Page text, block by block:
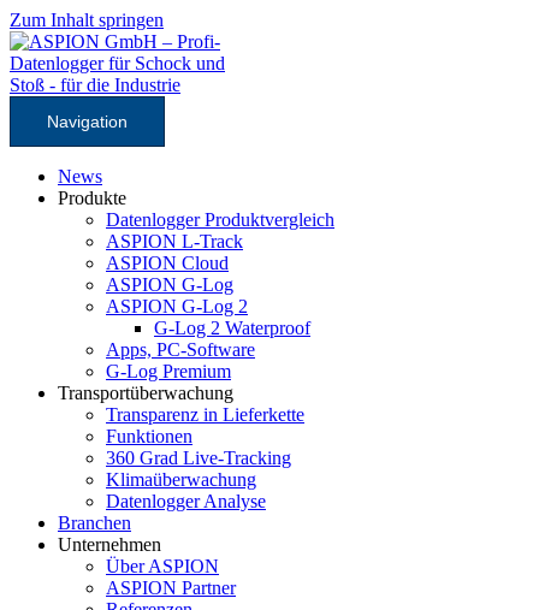
Zum Inhalt springen
Navigation
News
Produkte
Datenlogger Produktvergleich
ASPION L-Track
ASPION Cloud
ASPION G-Log
ASPION G-Log 2
G-Log 2 Waterproof
Apps, PC-Software
G-Log Premium
Transportüberwachung
Transparenz in Lieferkette
Funktionen
360 Grad Live-Tracking
Klimaüberwachung
Datenlogger Analyse
Branchen
Unternehmen
Über ASPION
ASPION Partner